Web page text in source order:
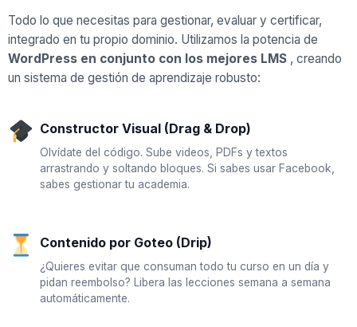
Todo lo que necesitas para gestionar, evaluar y certificar,
integrado en tu propio dominio. Utilizamos la potencia de
WordPress en conjunto con los mejores LMS , creando
un sistema de gestión de aprendizaje robusto:
Constructor Visual (Drag & Drop)
Olvídate del código. Sube videos, PDFs y textos
arrastrando y soltando bloques. Si sabes usar Facebook,
sabes gestionar tu academia.
Contenido por Goteo (Drip)
¿Quieres evitar que consuman todo tu curso en un día y
pidan reembolso? Libera las lecciones semana a semana
automáticamente.